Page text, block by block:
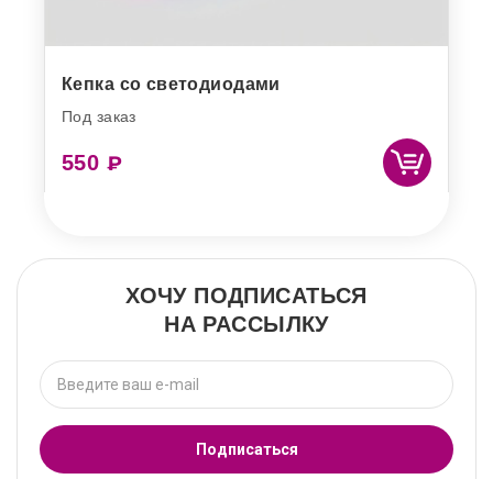
Кепка со светодиодами
Под заказ
550 ₽
ХОЧУ ПОДПИСАТЬСЯ
НА РАССЫЛКУ
Подписаться